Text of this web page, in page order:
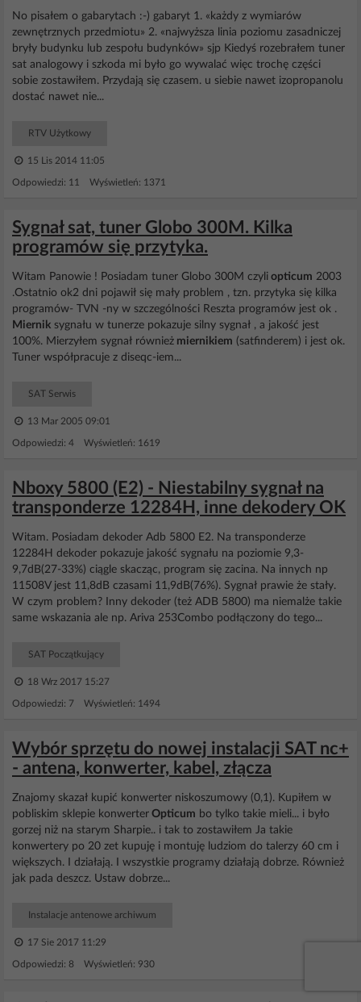
No pisałem o gabarytach :-) gabaryt 1. «każdy z wymiarów
zewnętrznych przedmiotu» 2. «najwyższa linia poziomu zasadniczej
bryły budynku lub zespołu budynków» sjp Kiedyś rozebrałem tuner
sat analogowy i szkoda mi było go wywalać więc trochę części
sobie zostawiłem. Przydają się czasem. u siebie nawet izopropanolu
dostać nawet nie...
RTV Użytkowy
15 Lis 2014 11:05
Odpowiedzi: 11 Wyświetleń: 1371
Sygnał sat, tuner Globo 300M. Kilka
programów się przytyka.
Witam Panowie ! Posiadam tuner Globo 300M czyli opticum 2003
.Ostatnio ok2 dni pojawił się mały problem , tzn. przytyka się kilka
programów- TVN -ny w szczególności Reszta programów jest ok .
Miernik sygnału w tunerze pokazuje silny sygnał , a jakość jest
100%. Mierzyłem sygnał również miernikiem (satfinderem) i jest ok.
Tuner współpracuje z diseqc-iem...
SAT Serwis
13 Mar 2005 09:01
Odpowiedzi: 4 Wyświetleń: 1619
Nboxy 5800 (E2) - Niestabilny sygnał na
transponderze 12284H, inne dekodery OK
Witam. Posiadam dekoder Adb 5800 E2. Na transponderze
12284H dekoder pokazuje jakość sygnału na poziomie 9,3-
9,7dB(27-33%) ciągle skacząc, program się zacina. Na innych np
11508V jest 11,8dB czasami 11,9dB(76%). Sygnał prawie że stały.
W czym problem? Inny dekoder (też ADB 5800) ma niemalże takie
same wskazania ale np. Ariva 253Combo podłączony do tego...
SAT Początkujący
18 Wrz 2017 15:27
Odpowiedzi: 7 Wyświetleń: 1494
Wybór sprzętu do nowej instalacji SAT nc+
- antena, konwerter, kabel, złącza
Znajomy skazał kupić konwerter niskoszumowy (0,1). Kupiłem w
pobliskim sklepie konwerter Opticum bo tylko takie mieli... i było
gorzej niż na starym Sharpie.. i tak to zostawiłem Ja takie
konwertery po 20 zet kupuję i montuję ludziom do talerzy 60 cm i
większych. I działają. I wszystkie programy działają dobrze. Również
jak pada deszcz. Ustaw dobrze...
Instalacje antenowe archiwum
17 Sie 2017 11:29
Odpowiedzi: 8 Wyświetleń: 930